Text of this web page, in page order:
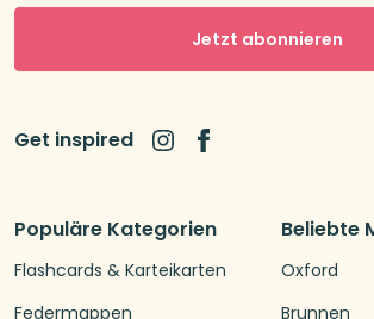
Populäre Kategorien
Flashcards & Karteikarten
Federmappen
Beliebte
Oxford
Brunnen
Jetzt abonnieren
Get inspired